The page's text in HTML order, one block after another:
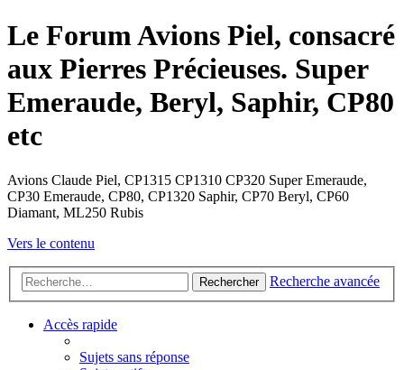
Le Forum Avions Piel, consacré
aux Pierres Précieuses. Super
Emeraude, Beryl, Saphir, CP80
etc
Avions Claude Piel, CP1315 CP1310 CP320 Super Emeraude,
CP30 Emeraude, CP80, CP1320 Saphir, CP70 Beryl, CP60
Diamant, ML250 Rubis
Vers le contenu
Rechercher Recherche avancée
Accès rapide
Sujets sans réponse